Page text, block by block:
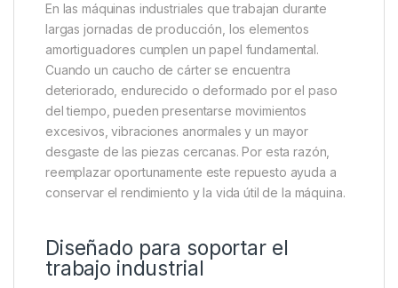
En las máquinas industriales que trabajan durante
largas jornadas de producción, los elementos
amortiguadores cumplen un papel fundamental.
Cuando un caucho de cárter se encuentra
deteriorado, endurecido o deformado por el paso
del tiempo, pueden presentarse movimientos
excesivos, vibraciones anormales y un mayor
desgaste de las piezas cercanas. Por esta razón,
reemplazar oportunamente este repuesto ayuda a
conservar el rendimiento y la vida útil de la máquina.
Diseñado para soportar el
trabajo industrial